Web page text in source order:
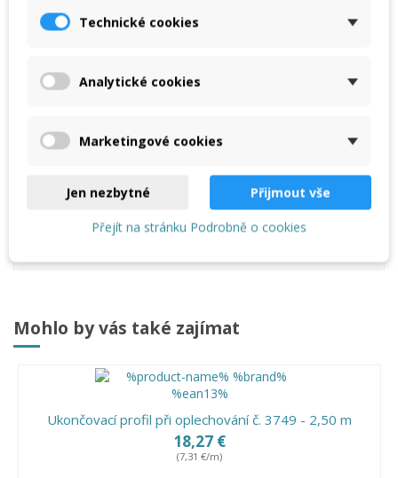
Dilatační profil s tkaninou ze skelných vláken (4 x 4 mm).
Skládací linka umožňuje rohové provedení různých úhlů
(např. 135°). Materiál: Tvrzené PVC.
Mohlo by vás také zajímat
Ukončovací profil při oplechování č. 3749 - 2,50 m
18,27 €
(7,31 €/m)
Technické cookies
Analytické cookies
Marketingové cookies
Jen nezbytné Přijmout vše
Přejít na stránku Podrobně o cookies